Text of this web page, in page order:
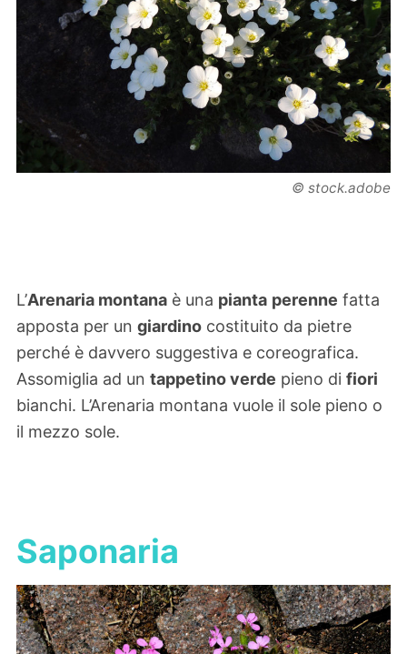
© stock.adobe
L’Arenaria montana è una pianta perenne fatta
apposta per un giardino costituito da pietre
perché è davvero suggestiva e coreografica.
Assomiglia ad un tappetino verde pieno di fiori
bianchi. L’Arenaria montana vuole il sole pieno o
il mezzo sole.
Saponaria